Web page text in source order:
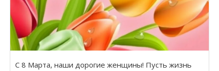
Приключение Машки: год длиною в жизнь
Как я искала маму в сказочном мире
С 8 Марта, наши дорогие женщины! Пусть жизнь